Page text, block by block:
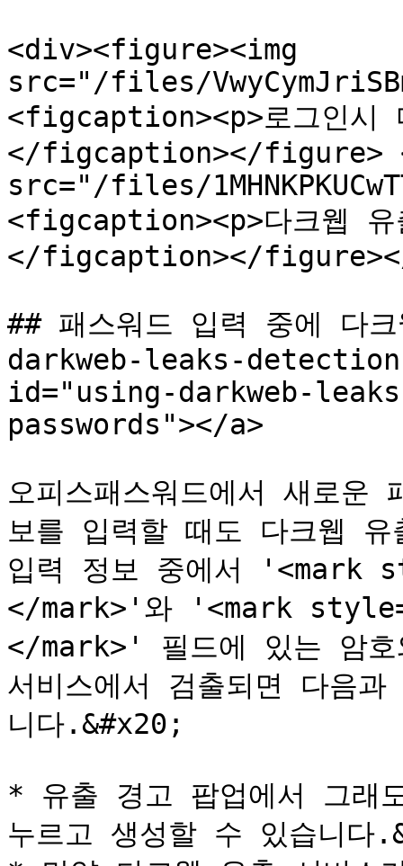
<div><figure><img
src="/files/
<figcaption><p>로그인시
</figcaption></figure>
src="/files/
<figcaption><p>다크웹 유
</figcaption></
## 패스워드 입력 중에 다
darkweb-leaks-
id="using-darkweb-
passwords"></a>
오피스패스워드에서 새로운
보를 입력할 때도 다크웹
입력 정보 중에서
</mark>'와 '<mark
</mark>' 필드에 있는 암
서비스에서 검출되면 다음
니다.&#x20;
* 유출 경고 팝업에서 그
누르고 생성할 수 있습니다